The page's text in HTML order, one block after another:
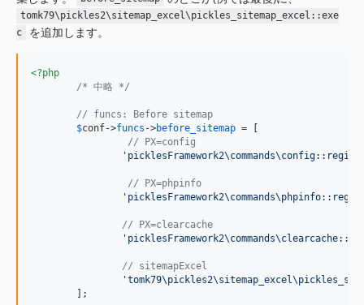
tomk79\pickles2\sitemap_excel\pickles_sitemap_excel::exe
c
を追加します。
<?php
/* 中略 */
// funcs: Before sitemap
$conf->funcs ->before_sitemap = [
// PX=config
// PX=phpinfo
// PX=clearcache
// sitemapExcel
	];